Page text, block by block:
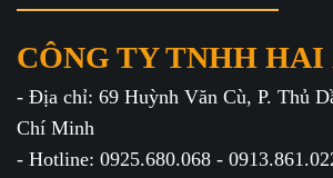
CÔNG TY TNHH HAI
- Địa chỉ: 69 Huỳnh Văn Cù, P. Thủ
Chí Minh
- Hotline: 0925.680.068 -